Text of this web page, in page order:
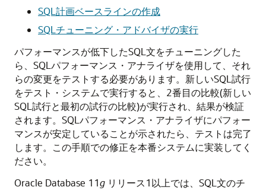
SQL計画ベースラインの作成
SQLチューニング・アドバイザの実行
パフォーマンスが低下したSQL文をチューニングした
ら、SQLパフォーマンス・アナライザを使用して、それ
らの変更をテストする必要があります。新しいSQL試行
をテスト・システムで実行すると、2番目の比較(新しい
SQL試行と最初の試行の比較)が実行され、結果が検証
されます。SQLパフォーマンス・アナライザにパフォー
マンスが安定していることが示されたら、テストは完了
します。この手順での修正を本番システムに実装してく
ださい。
Oracle Database 11g リリース1以上では、SQL文のチ